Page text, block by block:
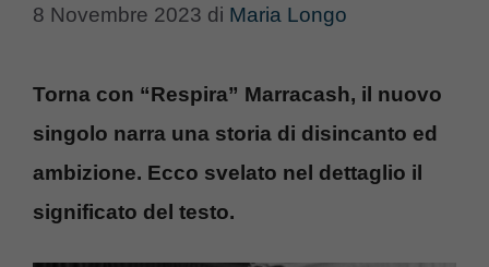
8 Novembre 2023 di Maria Longo
Torna con “Respira” Marracash, il nuovo
singolo narra una storia di disincanto ed
ambizione. Ecco svelato nel dettaglio il
significato del testo.